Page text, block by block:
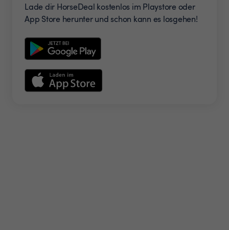
Lade dir HorseDeal kostenlos im Playstore oder
App Store herunter und schon kann es losgehen!